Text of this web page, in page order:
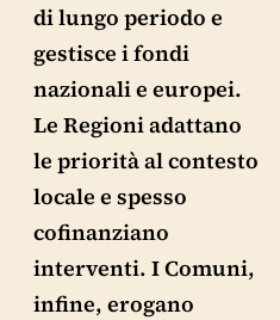
di lungo periodo e
gestisce i fondi
nazionali e europei.
Le Regioni adattano
le priorità al contesto
locale e spesso
cofinanziano
interventi. I Comuni,
infine, erogano